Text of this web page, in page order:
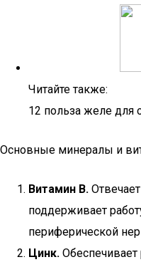
Читайте также:
12 польза желе для
Основные минералы и
Витамин B.
поддерживает
периферической
Цинк. Обеспечивает